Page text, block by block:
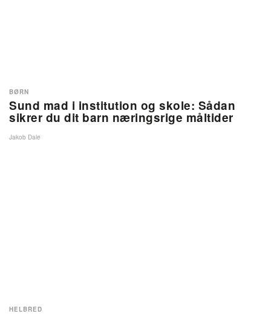
Sund mad i institution og skole: Sådan
sikrer du dit barn næringsrige måltider
BØRN
Jakob Dale
HELBRED